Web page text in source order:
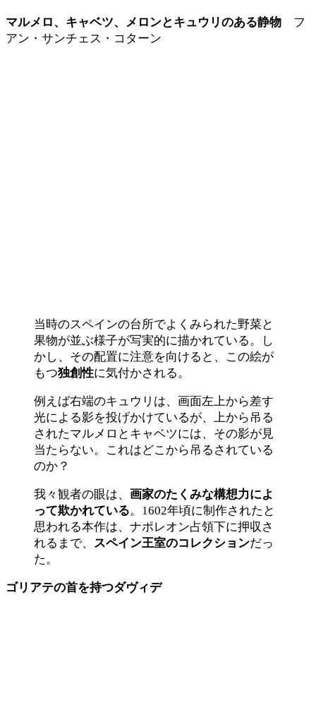
マルメロ、キャベツ、メロンとキュウリのある静物 フ
アン・サンチェス・コターン
当時のスペインの台所でよくみられた野菜と
果物が並ぶ様子が写実的に描かれている。し
かし、その配置に注意を向けると、この絵が
もつ独創性に気付かされる。
例えば右端のキュウリは、画面左上から差す
光による影を投げかけているが、上から吊る
されたマルメロとキャベツには、その影が見
当たらない。これはどこから吊るされている
のか？
我々観者の眼は、 画家のたくみな構想力によ
って欺かれている。1602年頃に制作されたと
思われる本作は、ナポレオン占領下に押収さ
れるまで、 スペイン王室のコレクションだっ
た。
ゴリアテの首を持つダヴィデ